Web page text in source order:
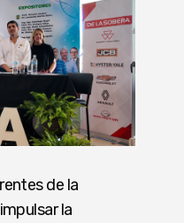
de la
la